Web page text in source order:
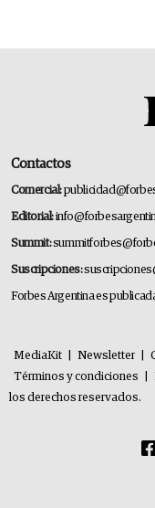
Contactos
Comercial:
Editorial:
Summit:
Suscripciones:
Forbes Argentina es
MediaKit Newsletter
Términos y condiciones
los derechos reservados.